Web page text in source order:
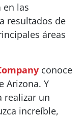
en las
resultados de
áreas
conoce
Arizona. Y
realizar un
increíble,